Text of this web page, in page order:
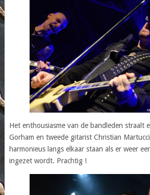
Het enthousiasme van de bandleden straalt
Gorham en tweede gitarist Christian
harmonieus langs elkaar staan als er weer
ingezet wordt. Prachtig !